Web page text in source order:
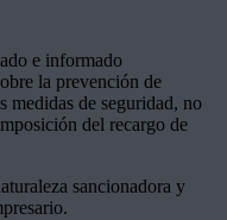
e informado
la prevención de
medidas de seguridad, no
del recargo de
sancionadora y